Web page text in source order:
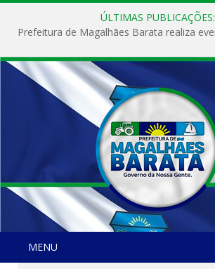
ÚLTIMAS PUBLICAÇÕES:
MENU